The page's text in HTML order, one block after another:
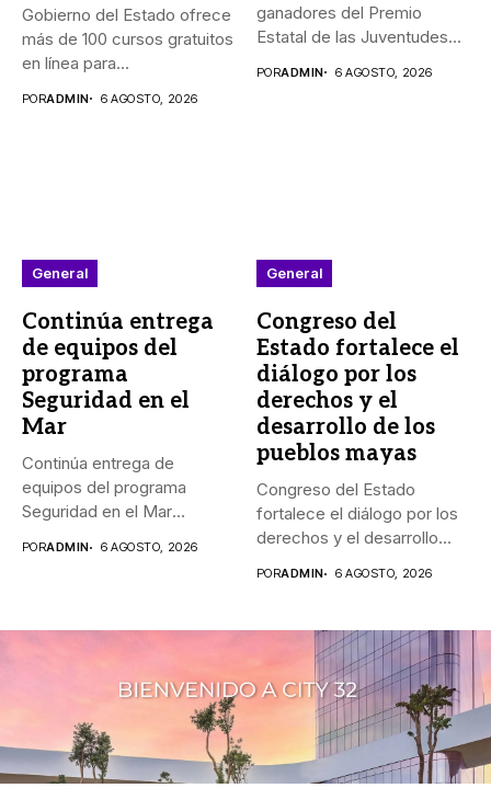
Gobierno del Estado ofrece
más de 100 cursos gratuitos
en línea para...
PORADMIN 6 AGOSTO, 2026
ganadores del Premio
Estatal de las Juventudes...
PORADMIN 6 AGOSTO, 2026
General
Continúa entrega
de equipos del
programa
Seguridad en el
Mar
Continúa entrega de
equipos del programa
Seguridad en el Mar
PORADMIN 6 AGOSTO, 2026
General
Congreso del
Estado fortalece el
diálogo por los
derechos y el
desarrollo de los
pueblos mayas
Congreso del Estado
fortalece el diálogo por los
derechos y el desarrollo...
PORADMIN 6 AGOSTO, 2026